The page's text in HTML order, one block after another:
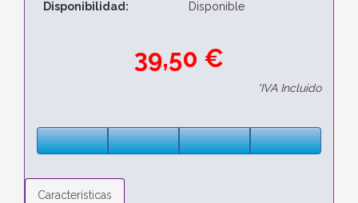
Disponibilidad: Disponible
39,50 €
*IVA Incluido
Características